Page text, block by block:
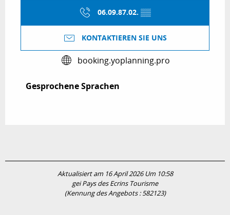
06.09.87.02. ▒▒
KONTAKTIEREN SIE UNS
booking.yoplanning.pro
Gesprochene Sprachen
Gesprochene Sprachen
Aktualisiert am 16 April 2026 Um 10:58
gei Pays des Ecrins Tourisme
(Kennung des Angebots :582123)